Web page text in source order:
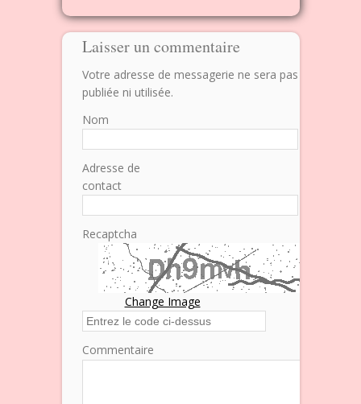
Laisser un commentaire
Votre adresse de messagerie ne sera pas
publiée ni utilisée.
Nom
Adresse de
contact
Recaptcha
Change Image
Commentaire